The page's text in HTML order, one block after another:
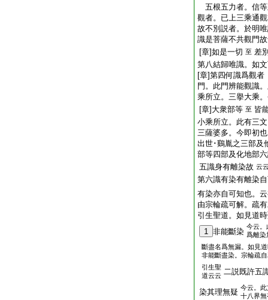
五根五力者。信
觀者。已上三乘通
故不別説者。於明
識是菩薩不共觀門
[章]如是一切 至 差
第八結歸唯識。如
[章]第四何識爲觀
門。此門辨能觀識
乘所立。三擧大乘
[章]大衆部等 至 皆
小乘所立。此有三
三薩婆多。今即初
出世･鷄胤之三部及
部等四部及化地部
五識身有離染故 云
第六識有染有離染
有染亦自可知也。
由宗輪疏可解。疏
引生聖道。如見道
1 非能斷染
今云。
爲離
斷盡名爲無漏。如見
非能斷盡染。宗輪疏
引生聖
道云云 二説既許五
染其理無疑 今云。
十八界